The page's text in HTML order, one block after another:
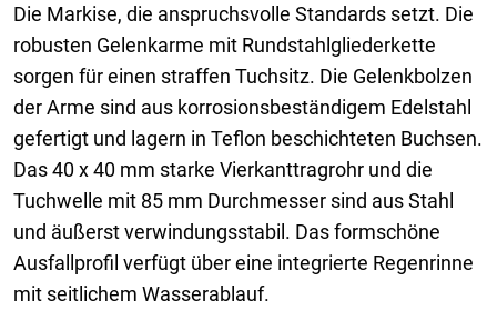
Die Markise, die anspruchsvolle Standards setzt. Die
robusten Gelenkarme mit Rundstahlgliederkette
sorgen für einen straffen Tuchsitz. Die Gelenkbolzen
der Arme sind aus korrosionsbeständigem Edelstahl
gefertigt und lagern in Teflon beschichteten Buchsen.
Das 40 x 40 mm starke Vierkanttragrohr und die
Tuchwelle mit 85 mm Durchmesser sind aus Stahl
und äußerst verwindungsstabil. Das formschöne
Ausfallprofil verfügt über eine integrierte Regenrinne
mit seitlichem Wasserablauf.